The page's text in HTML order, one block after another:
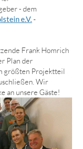
- dem
e.V.-
Frank Homrich
Plan der
größten Projektteil
Wir
an unsere Gäste!